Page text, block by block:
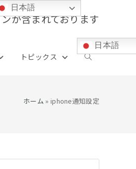
が含まれております
トピックス
日本語
ウ
ホーム » iphone通知設定
日本語